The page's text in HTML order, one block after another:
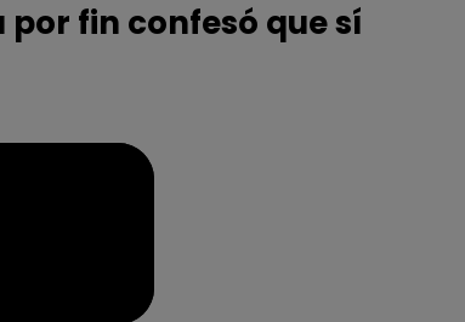
por fin confesó que sí